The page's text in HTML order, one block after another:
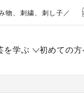
物、刺繍、刺し子／
を学ぶ 初めての方